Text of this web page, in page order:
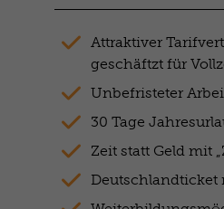
Attraktiver
geschäftzt für
Unbefristeter
30 Tage
Zeit statt Geld mit
Deutschlandticket